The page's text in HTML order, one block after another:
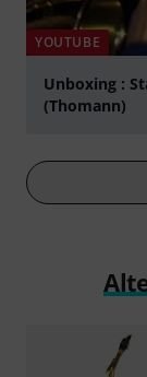
YOUTUBE
Unboxing :
(Thomann)